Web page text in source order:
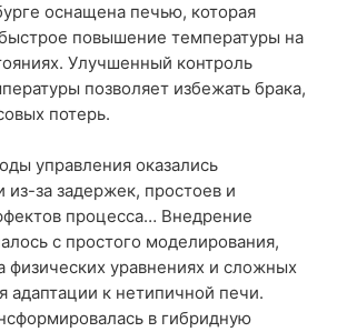
оснащена печью, которая
повышение температуры на
Улучшенный контроль
позволяет избежать брака,
потерь.
управления оказались
из-за задержек, простоев и
процесса… Внедрение
с простого моделирования,
физических уравнениях и сложных
адаптации к нетипичной печи.
в гибридную